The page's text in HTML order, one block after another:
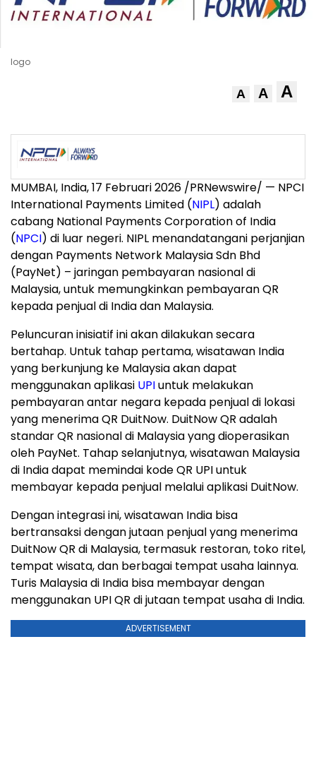
logo
A A A
MUMBAI, India,17 Februari 2026 /PRNewswire/ — NPCI
International Payments Limited (NIPL) adalah
cabang National Payments Corporation of India
(NPCI) di luar negeri. NIPL menandatangani perjanjian
dengan Payments Network Malaysia Sdn Bhd
(PayNet) – jaringan pembayaran nasional di
Malaysia, untuk memungkinkan pembayaran QR
kepada penjual di India dan Malaysia.
Peluncuran inisiatif ini akan dilakukan secara
bertahap. Untuk tahap pertama, wisatawan India
yang berkunjung ke Malaysia akan dapat
menggunakan aplikasi UPIuntuk melakukan
pembayaran antar negara kepada penjual di lokasi
yang menerima QR DuitNow. DuitNow QR adalah
standar QR nasional di Malaysia yang dioperasikan
oleh PayNet. Tahap selanjutnya, wisatawan Malaysia
di India dapat memindai kode QR UPI untuk
membayar kepada penjual melalui aplikasi DuitNow.
Dengan integrasi ini, wisatawan India bisa
bertransaksi dengan jutaan penjual yang menerima
DuitNow QR di Malaysia, termasuk restoran, toko ritel,
tempat wisata, dan berbagai tempat usaha lainnya.
Turis Malaysia di India bisa membayar dengan
menggunakan UPI QR di jutaan tempat usaha di India.
ADVERTISEMENT